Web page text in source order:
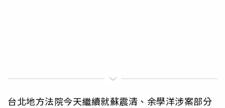
台北地方法院今天繼續就蘇震清、余學洋涉案部分